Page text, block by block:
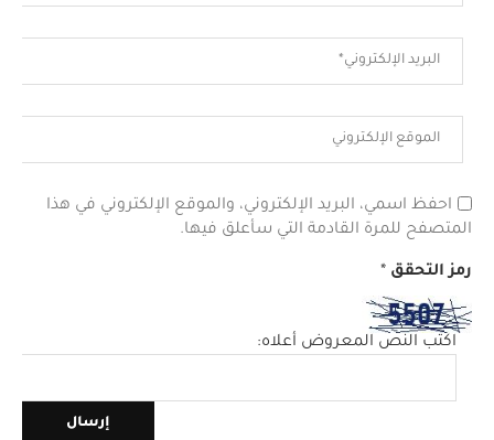
احفظ اسمي، البريد الإلكتروني، والموقع الإلكتروني في هذا
المتصفح للمرة القادمة التي سأعلق فيها.
رمز التحقق *
اكتب النص المعروض أعلاه: